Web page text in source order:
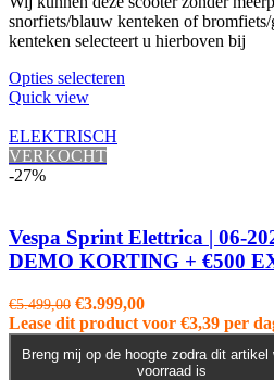
snorfiets/blauw kenteken of
kenteken selecteert u hierboven bij
Opties selecteren
Quick view
ELEKTRISCH
VERKOCHT
-27%
Vespa Sprint Elettrica | 06-
DEMO KORTING + €500
€5.499,00 Oorspronkelijke
prijs
was:
€5.499,00.
€3.999,00Huidige
prijs
is:
€3.999,00.
Lease dit product voor €3,39 per
Breng mij op de hoogte zodra dit artikel
voorraad is